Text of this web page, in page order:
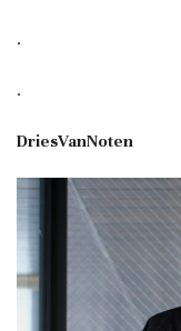
.
.
DriesVanNoten